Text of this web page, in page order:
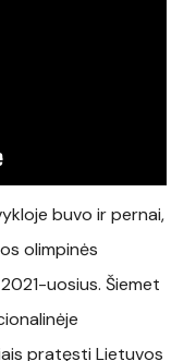
buvo ir pernai,
olimpinės
uosius. Šiemet
pratęsti Lietuvos